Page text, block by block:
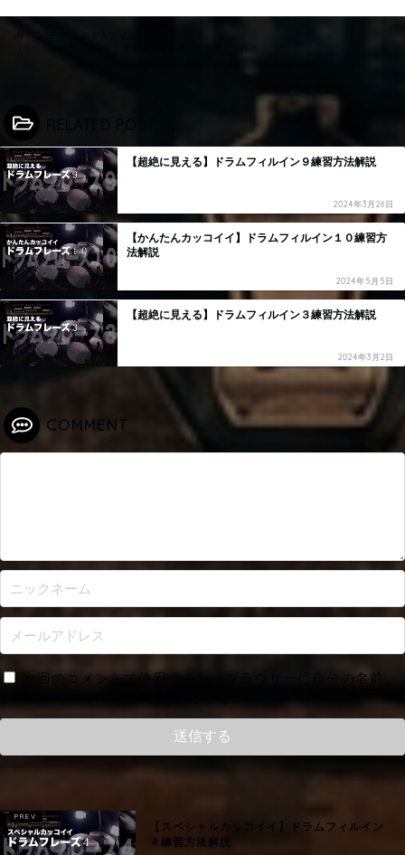
【超絶に見える】ドラムフィルイン９練習方法解説
2024年3月26日
【かんたんカッコイイ】ドラムフィルイン１０練習方
法解説
2024年5月5日
【超絶に見える】ドラムフィルイン３練習方法解説
2024年3月2日
COMMENT
次回のコメントで使用するためブラウザーに自分の名前、
【スペシャルカッコイイ】ドラムフィルイン
４練習方法解説